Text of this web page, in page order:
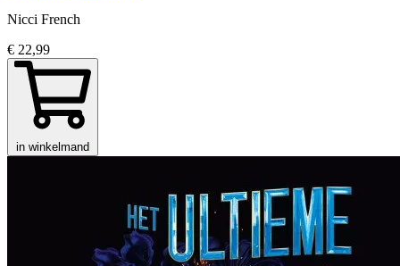
Nicci French
€ 22,99
in winkelmand